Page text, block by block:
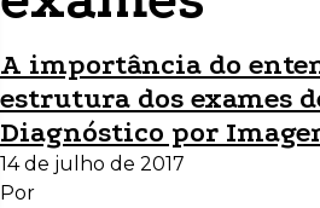
A importância do
estrutura dos exames
Diagnóstico por
14 de julho de 2017
Por